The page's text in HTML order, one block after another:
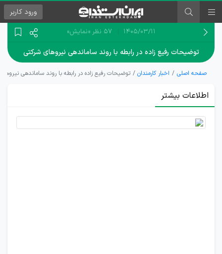
ورود کاربر
۱۴۰۵/۰۳/۱۱ 57 نظر «نمایش»
توضیحات رفیع زاده در رابطه با روند ساماندهی نیرو‌های شرکتی
صفحه اصلی اخبار کارمندان توضیحات رفیع زاده در رابطه با روند ساماندهی
اطلاعات بیشتر
ساماندهی